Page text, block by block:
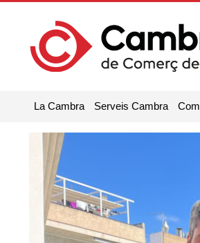
La Cambra Serveis Cambra